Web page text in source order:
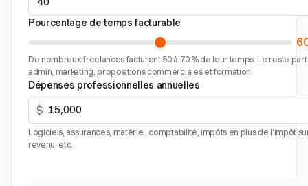
Pourcentage de temps facturable
De nombreux freelances facturent 50 à 70 % de leur temps. Le reste
admin, marketing, propositions commerciales et formation.
Dépenses professionnelles annuelles
$
Logiciels, assurances, matériel, comptabilité, impôts en plus de l’impôt
revenu, etc.